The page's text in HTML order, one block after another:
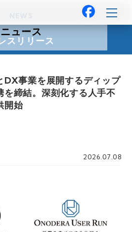
ニュース
スリリース
DX事業を展開するディップ
を締結。深刻化する人手不
開始
2026.07.08